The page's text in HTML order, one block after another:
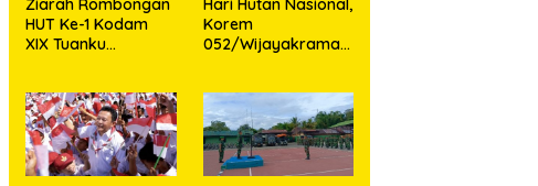
Ziarah Rombongan
HUT Ke-1 Kodam
XIX Tuanku
Pahlawan Jadi
Teladan Prajurit
Hari Hutan Nasional,
Korem
052/Wijayakrama
untuk Indonesia”